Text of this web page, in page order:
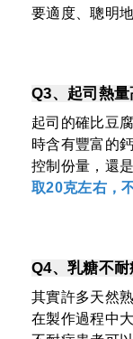
要適度、聰明地
Q3、起司熱量
起司的確比豆
時含有豐富的
控制份量，還
取20克左右，
Q4、乳糖不
其實許多天然
在製作過程中